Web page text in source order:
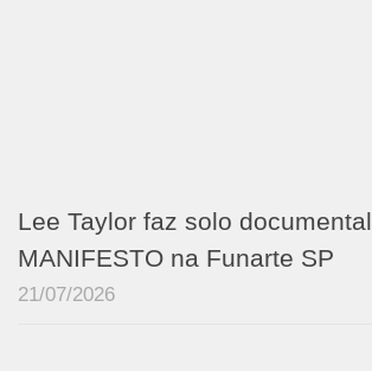
Lee Taylor faz solo documental
MANIFESTO na Funarte SP
21/07/2026